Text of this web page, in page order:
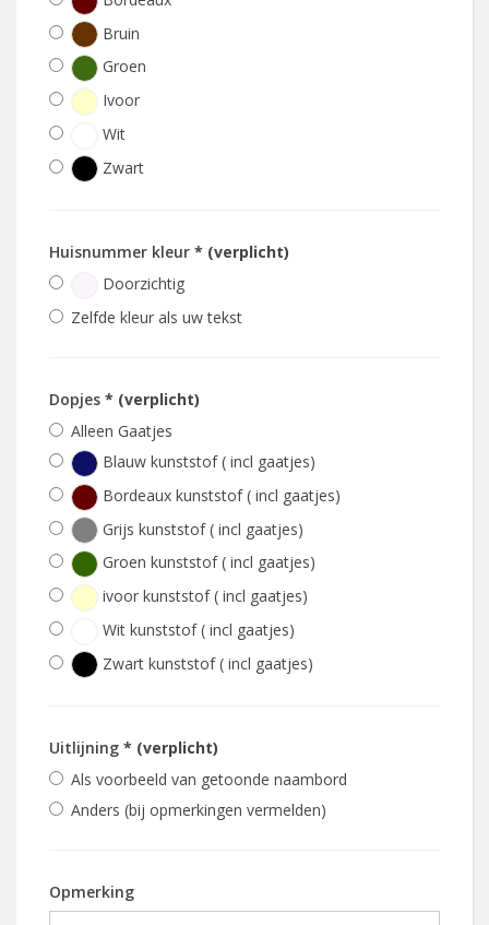
Bruin
Groen
Ivoor
Wit
Zwart
Huisnummer kleur * (verplicht)
Doorzichtig
Zelfde kleur als uw tekst
Dopjes * (verplicht)
Alleen Gaatjes
Blauw kunststof ( incl gaatjes)
Bordeaux kunststof ( incl gaatjes)
Grijs kunststof ( incl gaatjes)
Groen kunststof ( incl gaatjes)
ivoor kunststof ( incl gaatjes)
Wit kunststof ( incl gaatjes)
Zwart kunststof ( incl gaatjes)
Uitlijning * (verplicht)
Als voorbeeld van getoonde naambord
Anders (bij opmerkingen vermelden)
Opmerking